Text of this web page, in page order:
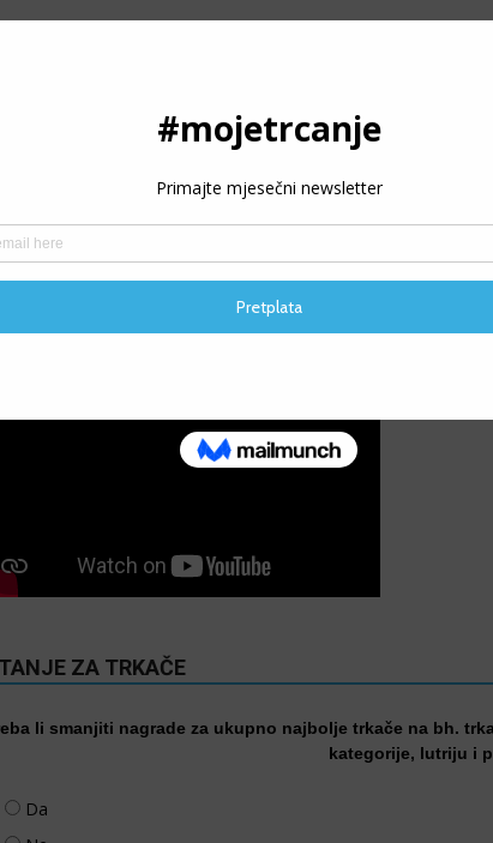
trčanje - trcanje.net
ZA TRKAČE
li smanjiti nagrade za ukupno najbolje trkače na bh.
kategorije, lutriju i
Da